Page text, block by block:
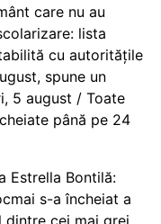
care nu au
lista
cu autoritățile
spune un
5 august / Toate
până pe 24
Estrella Bontilă:
s-a încheiat a
cei mai grei